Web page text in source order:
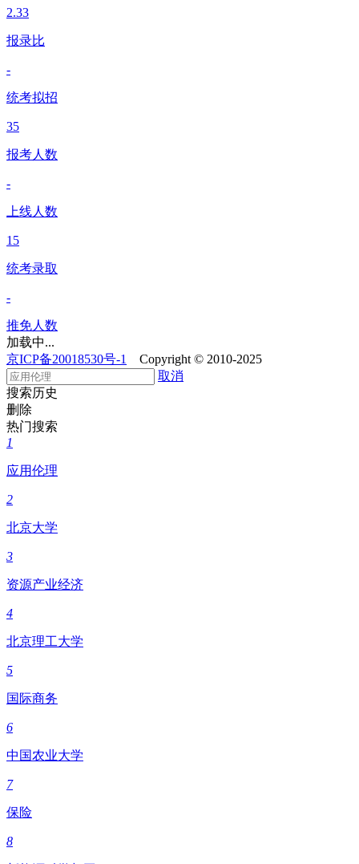
2.33
报录比
-
统考拟招
35
报考人数
-
上线人数
15
统考录取
-
推免人数
加载中...
京ICP备20018530号-1
Copyright © 2010-2025
取消
搜索历史
删除
热门搜索
1
应用伦理
2
北京大学
3
资源产业经济
4
北京理工大学
5
国际商务
6
中国农业大学
7
保险
8